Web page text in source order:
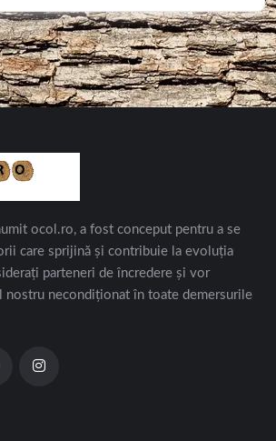
ocol.ro, a fost conceput pentru a se
care sprijină și contribuie la evoluția
parteneri de încredere și vor
nostru necondiționat în toate demersurile